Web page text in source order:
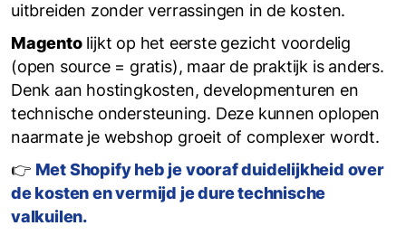
uitbreiden zonder verrassingen in de kosten.
Magentolijkt op het eerste gezicht voordelig
(open source = gratis), maar de praktijk is anders.
Denk aan hostingkosten, developmenturen en
technische ondersteuning. Deze kunnen oplopen
naarmate je webshop groeit of complexer wordt.
👉 Met Shopify heb je vooraf duidelijkheid over
de kosten en vermijd je dure technische
valkuilen.